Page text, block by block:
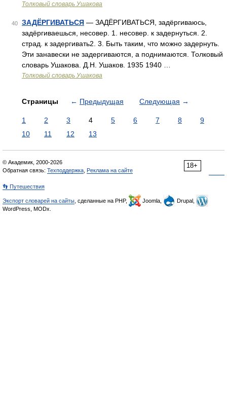
Толковый словарь Ушакова
40 ЗАДЁРГИВАТЬСЯ — ЗАДЁРГИВАТЬСЯ, задёргиваюсь,
задёргиваешься, несовер. 1. несовер. к задернуться. 2.
страд. к задергивать2. 3. Быть таким, что можно задернуть.
Эти занавески не задергиваются, а поднимаются. Толковый
словарь Ушакова. Д.Н. Ушаков. 1935 1940 …
Толковый словарь Ушакова
Страницы ← Предыдущая Следующая →
1 2 3 4 5 6 7 8
9
10
11 12 13
18+
© Академик, 2000-2026
Обратная связь: Техподдержка Реклама на сайте
👣 Путешествия
Экспорт словарей на сайты , сделанные на PHP, Joomla,
Drupal,
WordPress, MODx.